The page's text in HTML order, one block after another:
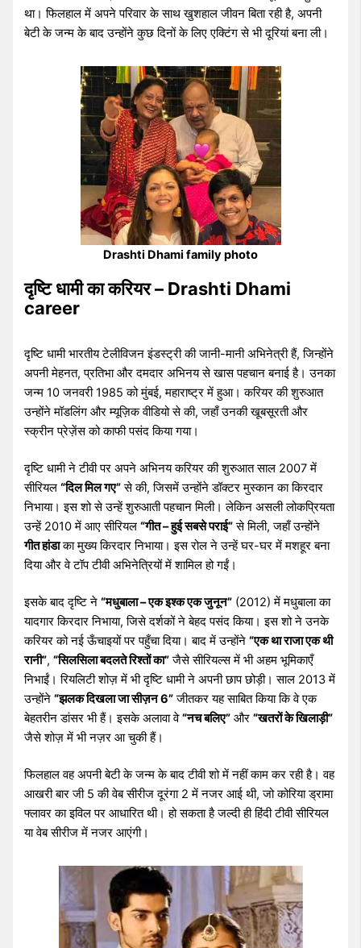
था। फिलहाल में अपने परिवार के साथ खुशहाल जीवन बिता रही है, अपनी
बेटी के जन्म के बाद उन्होंने कुछ दिनों के लिए एक्टिंग से भी दूरियां बना ली।
Drashti Dhami family photo
दृष्टि धामी का करियर – Drashti Dhami
career
दृष्टि धामी भारतीय टेलीविजन इंडस्ट्री की जानी-मानी अभिनेत्री हैं, जिन्होंने
अपनी मेहनत, प्रतिभा और दमदार अभिनय से खास पहचान बनाई है। उनका
जन्म 10 जनवरी 1985 को मुंबई, महाराष्ट्र में हुआ। करियर की शुरुआत
उन्होंने मॉडलिंग और म्यूज़िक वीडियो से की, जहाँ उनकी खूबसूरती और
स्क्रीन प्रेज़ेंस को काफी पसंद किया गया।
दृष्टि धामी ने टीवी पर अपने अभिनय करियर की शुरुआत साल 2007 में
सीरियल“दिल मिल गए”से की, जिसमें उन्होंने डॉक्टर मुस्कान का किरदार
निभाया। इस शो से उन्हें शुरुआती पहचान मिली। लेकिन असली लोकप्रियता
उन्हें 2010 में आए सीरियल“गीत – हुई सबसे पराई”से मिली, जहाँ उन्होंने
गीत हांडाका मुख्य किरदार निभाया। इस रोल ने उन्हें घर-घर में मशहूर बना
दिया और वे टॉप टीवी अभिनेत्रियों में शामिल हो गईं।
इसके बाद दृष्टि ने“मधुबाला – एक इश्क एक जुनून” (2012) में मधुबाला का
यादगार किरदार निभाया, जिसे दर्शकों ने बेहद पसंद किया। इस शो ने उनके
करियर को नई ऊँचाइयों पर पहुँचा दिया। बाद में उन्होंने“एक था राजा एक थी
रानी”,“सिलसिला बदलते रिश्तों का”जैसे सीरियल्स में भी अहम भूमिकाएँ
निभाईं। रियलिटी शोज़ में भी दृष्टि धामी ने अपनी छाप छोड़ी। साल 2013 में
उन्होंने“झलक दिखला जा सीज़न 6”जीतकर यह साबित किया कि वे एक
बेहतरीन डांसर भी हैं। इसके अलावा वे“नच बलिए” और“खतरों के खिलाड़ी”
जैसे शोज़ में भी नज़र आ चुकी हैं।
फिलहाल वह अपनी बेटी के जन्म के बाद टीवी शो में नहीं काम कर रही है। वह
आखरी बार जी 5 की वेब सीरीज दूरंगा 2 में नजर आई थी, जो कोरिया ड्रामा
फ्लावर का इविल पर आधारित थी। हो सकता है जल्दी ही हिंदी टीवी सीरियल
या वेब सीरीज में नजर आएंगी।